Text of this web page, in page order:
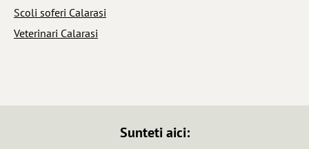
Scoli soferi Calarasi
Veterinari Calarasi
Sunteti aici: